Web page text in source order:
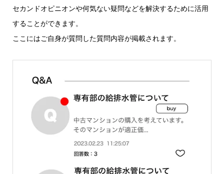
セカンドオピニオンや何気ない疑問などを解決するために活用
することができます。
ここにはご自身が質問した質問内容が掲載されます。